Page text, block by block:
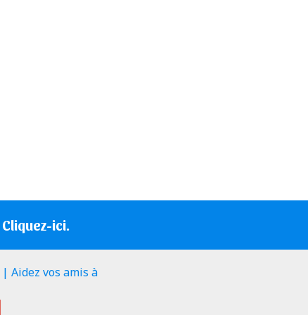
Cliquez-ici.
| Aidez vos amis à